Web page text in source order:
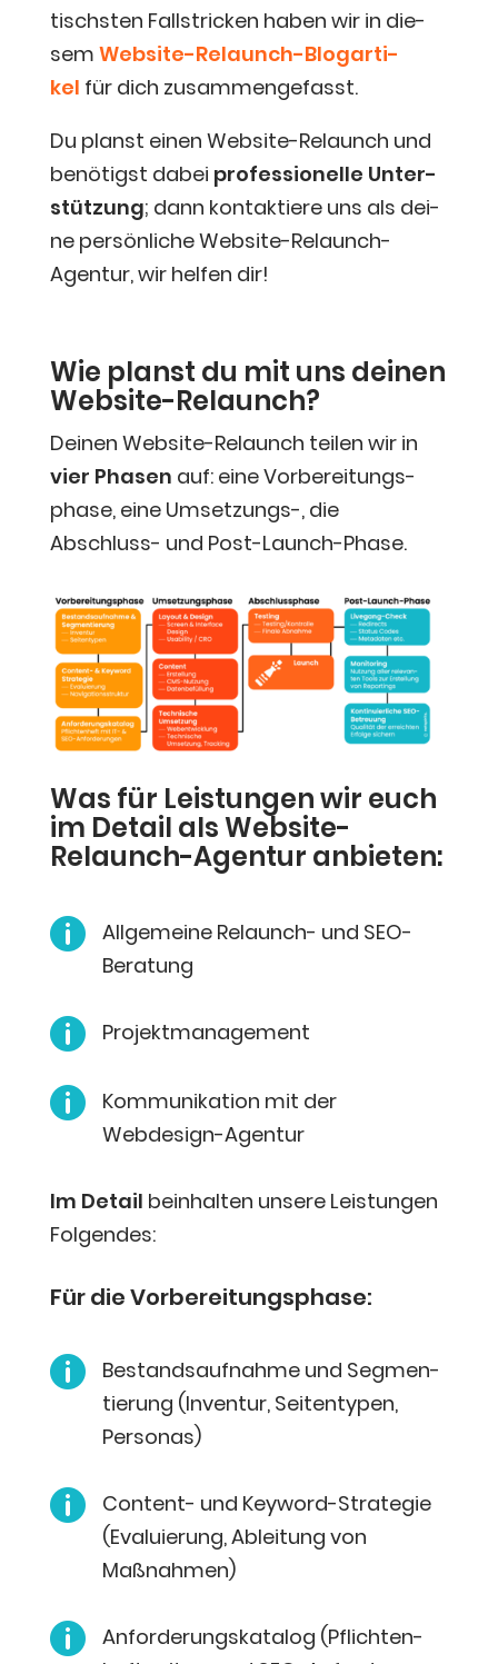
tischs­ten Fall­stri­cken haben wir in die­
sem Web­site-Relaunch-Blog­ar­ti­
kel für dich zusammengefasst.
Du planst einen Web­site-Relaunch und
benö­tigst dabei pro­fes­sio­nel­le Unter­
stüt­zung; dann kon­tak­tie­re uns als dei­
ne per­sön­li­che Web­site-Relaunch-
Agen­tur, wir hel­fen dir!
Wie planst du mit uns dei­nen
Website-Relaunch?
Dei­nen Web­site-Relaunch tei­len wir in
vier Pha­sen auf: eine Vor­be­rei­tungs­
pha­se, eine Umset­zungs-, die
Abschluss- und Post-Launch-Phase.
Was für Leis­tun­gen wir euch
im Detail als Web­site-
Relaunch-Agen­tur anbieten:

All­ge­mei­ne Relaunch- und SEO-
Beratung
 Pro­jekt­ma­nage­ment

Kom­mu­ni­ka­ti­on mit der
Webdesign-Agentur
Im Detail beinhal­ten unse­re Leis­tun­gen
Folgendes:
Für die Vorbereitungsphase:

Bestands­auf­nah­me und Seg­men­
tie­rung (Inven­tur, Sei­ten­ty­pen,
Personas)

Con­tent- und Key­word-Stra­te­gie
(Eva­lu­ie­rung, Ablei­tung von
Maßnahmen)

Anfor­de­rungs­ka­ta­log (Pflich­ten­